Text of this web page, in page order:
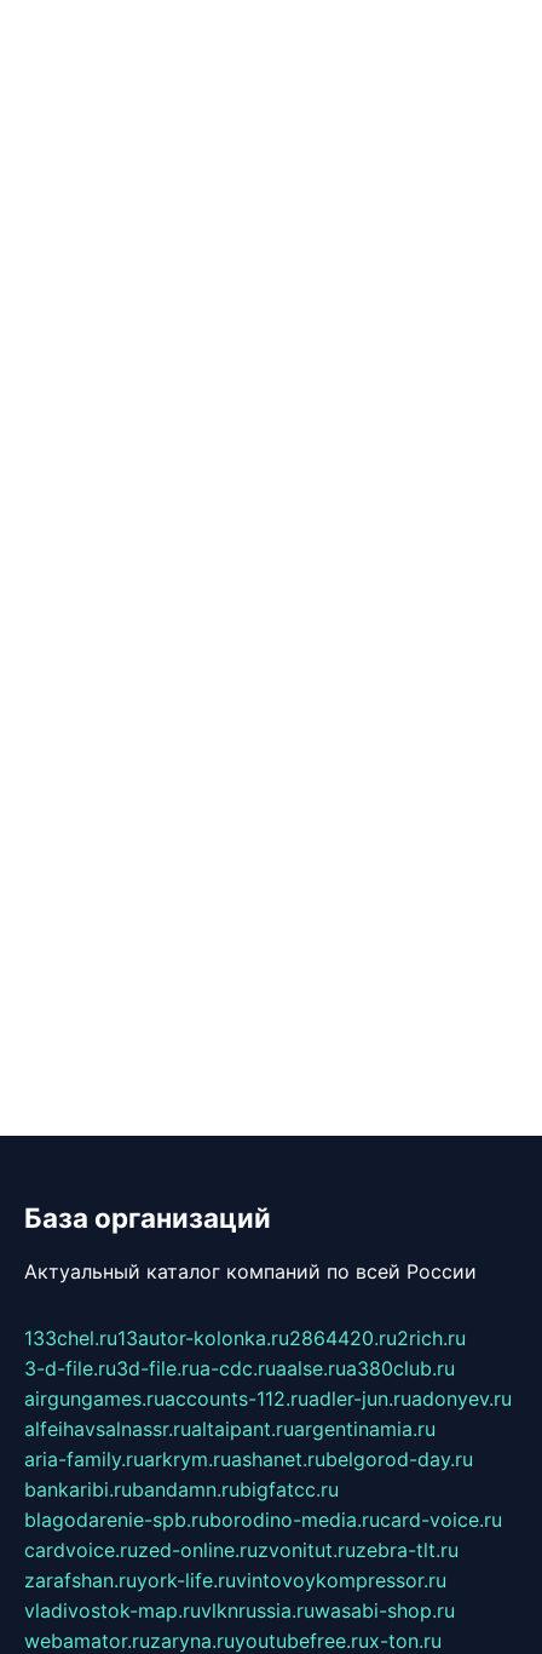
База организаций
Актуальный каталог компаний по всей России
133chel.ru13autor-kolonka.ru2864420.ru2rich.ru
3-d-file.ru3d-file.rua-cdc.ruaalse.rua380club.ru
airgungames.ruaccounts-112.ruadler-jun.ruadonyev.ru
alfeihavsalnassr.rualtaipant.ruargentinamia.ru
aria-family.ruarkrym.ruashanet.rubelgorod-day.ru
bankaribi.rubandamn.rubigfatcc.ru
blagodarenie-spb.ruborodino-media.rucard-voice.ru
cardvoice.ruzed-online.ruzvonitut.ruzebra-tlt.ru
zarafshan.ruyork-life.ruvintovoykompressor.ru
vladivostok-map.ruvlknrussia.ruwasabi-shop.ru
webamator.ruzaryna.ruyoutubefree.rux-ton.ru